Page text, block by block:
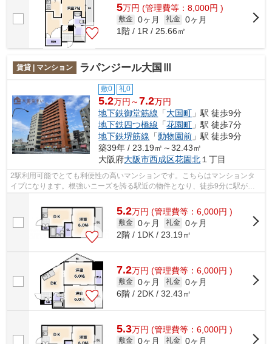
5万円 (管理費等：8,000円 )
敷金 0ヶ月 礼金 0ヶ月
1階 / 1R / 25.66㎡
賃貸 | マンション ラパンジール大国Ⅲ
敷0 礼0
5.2万円～7.2万円
地下鉄御堂筋線 「大国町 」駅 徒歩9分
地下鉄四つ橋線 「花園町 」駅 徒歩7分
地下鉄堺筋線 「動物園前 」駅 徒歩9分
築39年 / 23.19㎡～32.43㎡
大阪府大阪市西成区花園北１丁目
2駅利用可能でとても利便性の高いマンションです。こちらはマンションタ
イプになります。根強いニーズを誇る駅近の物件となり、徒歩9分に駅があ
5.2万円 (管理費等：6,000円 )
敷金 0ヶ月 礼金 0ヶ月
2階 / 1DK / 23.19㎡
7.2万円 (管理費等：6,000円 )
敷金 0ヶ月 礼金 0ヶ月
6階 / 2DK / 32.43㎡
5.3万円 (管理費等：6,000円 )
敷金 0ヶ月 礼金 0ヶ月